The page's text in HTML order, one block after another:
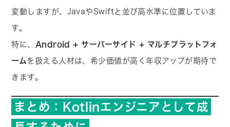
変動しますが、JavaやSwiftと並び高水準に位置していま
す。
特に、 Android + サーバーサイド + マルチプラットフォ
ームを扱える人材は、希少価値が高く年収アップが期待で
きます。
まとめ：Kotlinエンジニアとして成